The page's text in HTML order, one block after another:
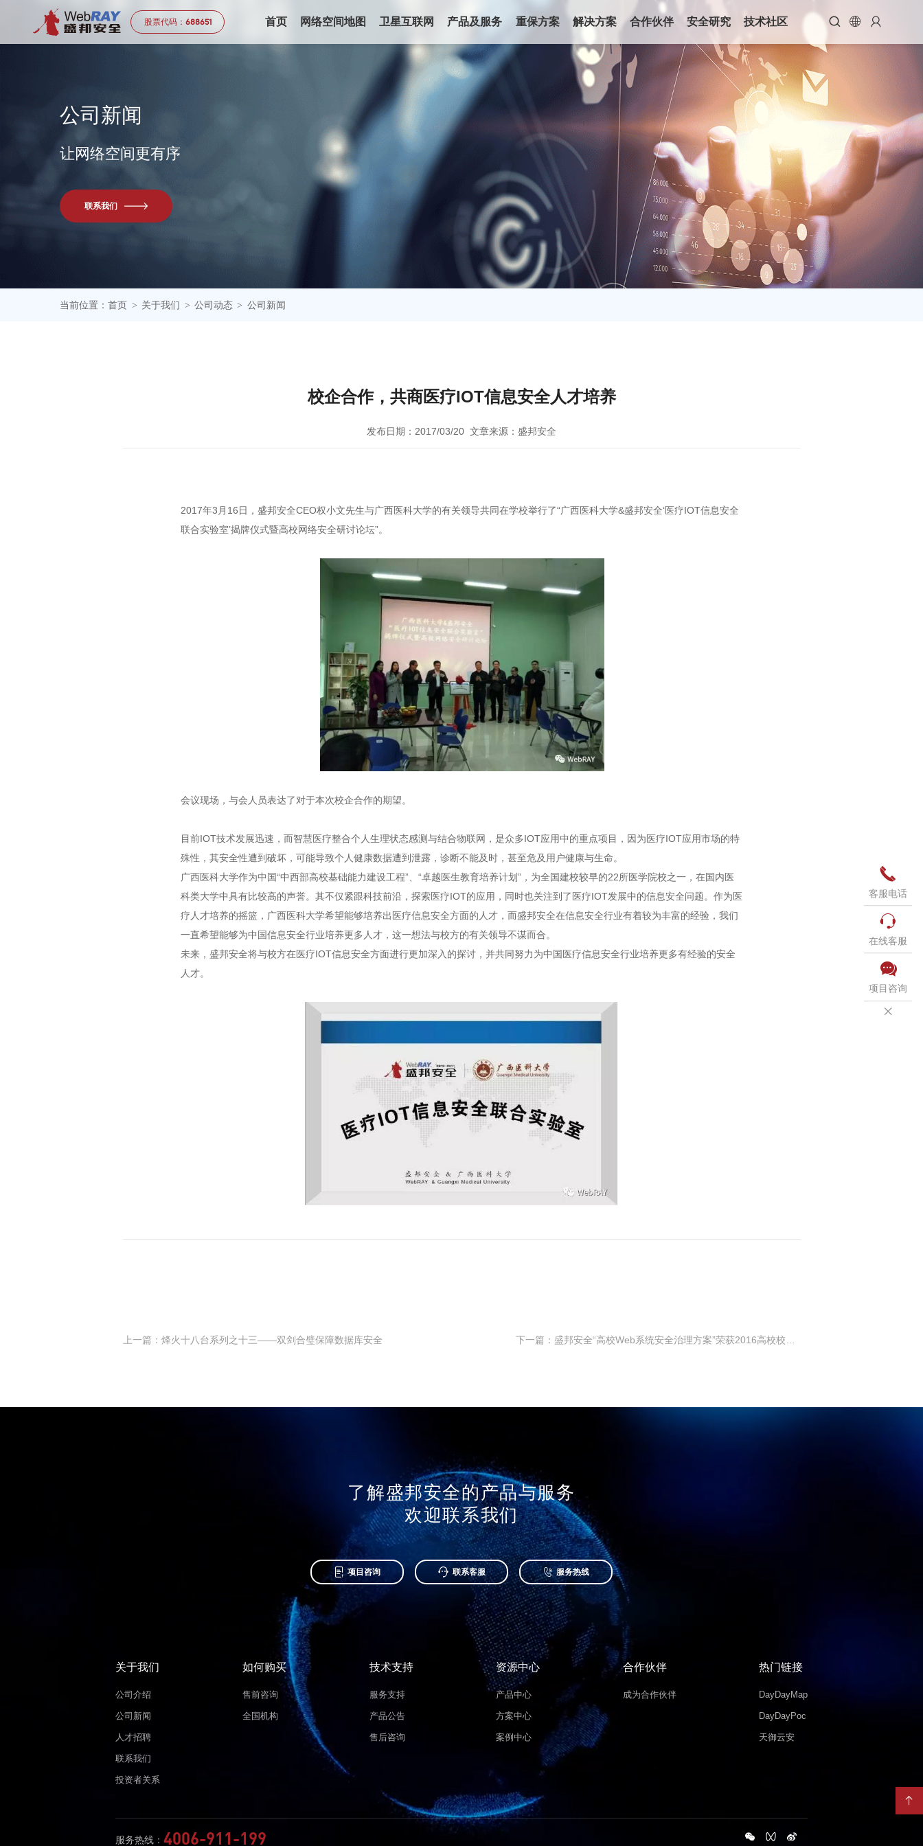
股票代码： 688651 首页 网络空间地图 卫星互联网 产品及服务 重保方案 解决方案 合作伙伴 安全研究 技术社区   
公司 新闻
让网络空间更有序
联系我们
当前位置：首页 > 关于我们 > 公司动态 > 公司新闻
校企合作，共商医疗IOT信息安全人才培养
发布日期：2017/03/20 文章来源：盛邦安全
2017年3月16日，盛邦安全CEO权小文先生与广西医科大学的有关领导共同在学校举行了“广西医科大学&盛邦安全‘医疗IOT信息安全
联合实验室’揭牌仪式暨高校网络安全研讨论坛”。
会议现场，与会人员表达了对于本次校企合作的期望。
目前IOT技术发展迅速，而智慧医疗整合个人生理状态感测与结合物联网，是众多IOT应用中的重点项目，因为医疗IOT应用市场的特
殊性，其安全性遭到破坏，可能导致个人健康数据遭到泄露，诊断不能及时，甚至危及用户健康与生命。
广西医科大学作为中国“中西部高校基础能力建设工程”、“卓越医生教育培养计划”，为全国建校较早的22所医学院校之一，在国内医
科类大学中具有比较高的声誉。其不仅紧跟科技前沿，探索医疗IOT的应用，同时也关注到了医疗IOT发展中的信息安全问题。作为医
疗人才培养的摇篮，广西医科大学希望能够培养出医疗信息安全方面的人才，而盛邦安全在信息安全行业有着较为丰富的经验，我们
一直希望能够为中国信息安全行业培养更多人才，这一想法与校方的有关领导不谋而合。
未来，盛邦安全将与校方在医疗IOT信息安全方面进行更加深入的探讨，并共同努力为中国医疗信息安全行业培养更多有经验的安全
人才。
上一篇：烽火十八台系列之十三——双剑合璧保障数据库安全

客服电话

在线客服

项目咨询


了解盛邦安全的产品与服务
欢迎联系我们
 项目咨询  联系客服  服务热线
关于我们
公司介绍
公司新闻
人才招聘
联系我们
投资者关系
如何购买
售前咨询
全国机构
技术支持
服务支持
产品公告
售后咨询
资源中心
产品中心
方案中心
案例中心
合作伙伴
成为合作伙伴
热门链接
DayDayMap
DayDayPoc
天御云安
服务热线： 4006-911-199